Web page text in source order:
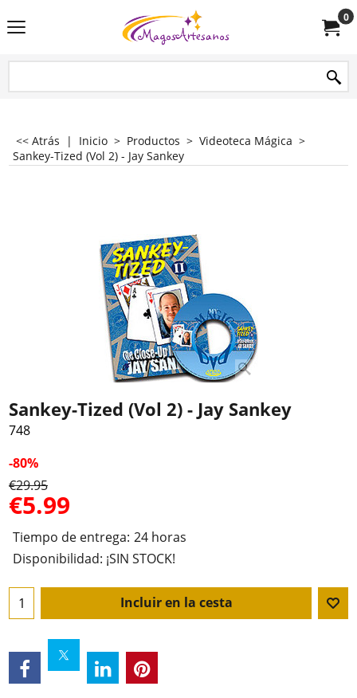
0
<< Atrás | Inicio > Productos > Videoteca Mágica >
Sankey-Tized (Vol 2) - Jay Sankey
Sankey-Tized (Vol 2) - Jay Sankey
748
-80%
€29.95
€5.99
Tiempo de entrega: 24 horas
Disponibilidad: ¡SIN STOCK!
Incluir en la cesta